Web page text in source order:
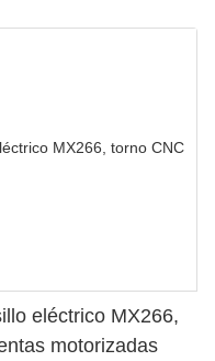
eléctrico MX266,
motorizadas